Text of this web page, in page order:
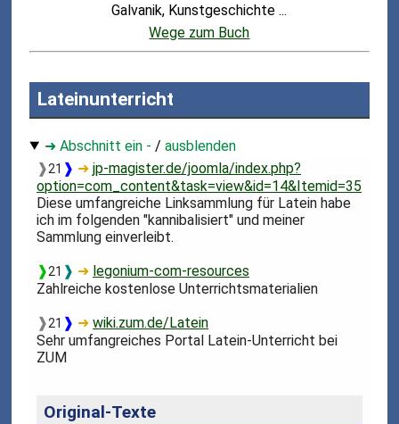
Galvanik, Kunstgeschichte ...
Wege zum Buch
Lateinunterricht
➜ Abschnitt ein - /ausblenden
❱21 ❱ ➜jp-magister.de/joomla/index.php?
option=com_content&task=view&id=14&Itemid=35
Diese umfangreiche Linksammlung für Latein habe
ich im folgenden "kannibalisiert" und meiner
Sammlung einverleibt.
❱21 ❱ ➜ legonium-com-resources
Zahlreiche kostenlose Unterrichtsmaterialien
❱21 ❱ ➜wiki.zum.de/Latein
Sehr umfangreiches Portal Latein-Unterricht bei
ZUM
Original-Texte